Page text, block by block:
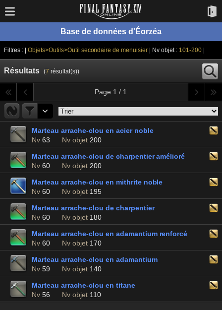
Base de données d'Éorzéa
Filtres : | Objets>Outils>Outil secondaire de menuisier | Nv objet : 101-200|
Résultats (7 résultat(s))
Page 1 / 1
Marteau arrache-clou en acier noble
Nv 63 Nv objet 200
Marteau arrache-clou de charpentier amélioré
Nv 60 Nv objet 200
Marteau arrache-clou en mithrite noble
Nv 60 Nv objet 195
Marteau arrache-clou de charpentier
Nv 60 Nv objet 180
Marteau arrache-clou en adamantium renforcé
Nv 60 Nv objet 170
Marteau arrache-clou en adamantium
Nv 59 Nv objet 140
Marteau arrache-clou en titane
Nv 56 Nv objet 110